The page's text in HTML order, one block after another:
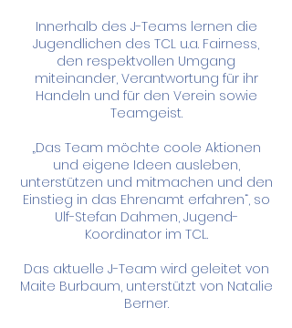
Innerhalb des J-Teams lernen die
Jugendlichen des TCL u.a. Fairness,
den respektvollen Umgang
miteinander, Verantwortung für ihr
Handeln und für den Verein sowie
Teamgeist.
„Das Team möchte coole Aktionen
und eigene Ideen ausleben,
unterstützen und mitmachen und den
Einstieg in das Ehrenamt erfahren“, so
Ulf-Stefan Dahmen, Jugend-
Koordinator im TCL.
Das aktuelle J-Team wird geleitet von
Maite Burbaum, unterstützt von Natalie
Berner.